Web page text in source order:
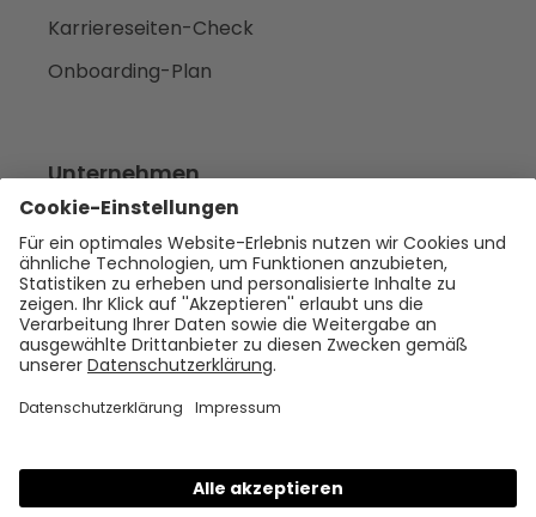
Karriereseiten-Check
Onboarding-Plan
Unternehmen
Empfehlen
Über uns
Presse
Karriere
Rechtliches
Datenschutz